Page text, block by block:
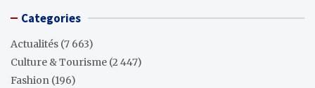
Categories
Actualités (7 663)
Culture & Tourisme (2 447)
Fashion (196)